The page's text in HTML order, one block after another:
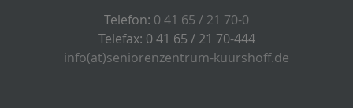
Telefon: 0 41 65 / 21 70-0
Telefax: 0 41 65 / 21 70-444
info(at)seniorenzentrum-kuurshoff.de